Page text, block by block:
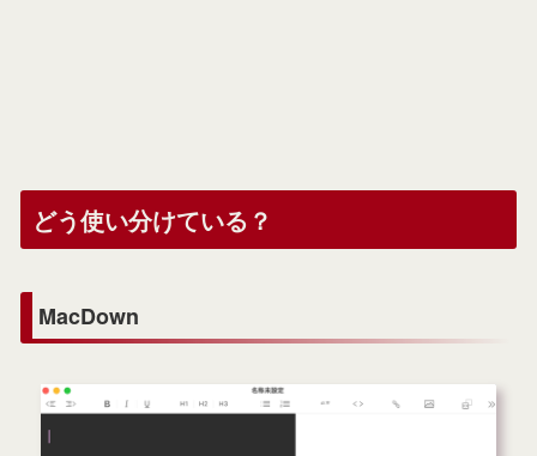
どう使い分けている？
MacDown